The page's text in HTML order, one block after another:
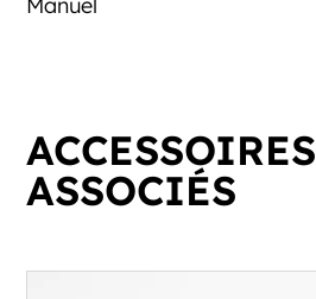
Manuel
ACCESSOIRES
ASSOCIÉS